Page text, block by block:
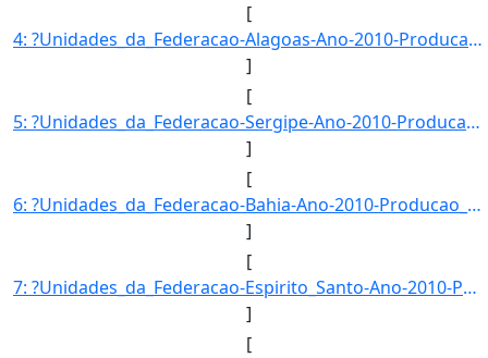
[
4: ?Unidades_da_Federacao-Alagoas-Ano-2010-Producao_de_LGN_(mil_barris)-586-9895995}]
]
[
5: ?Unidades_da_Federacao-Sergipe-Ano-2010-Producao_de_LGN_(mil_barris)-1427-730262}]
]
[
6: ?Unidades_da_Federacao-Bahia-Ano-2010-Producao_de_LGN_(mil_barris)-1956-810209}]
]
[
7: ?Unidades_da_Federacao-Espirito_Santo-Ano-2010-Producao_de_LGN_(mil_barris)-707-6393763}]
]
[